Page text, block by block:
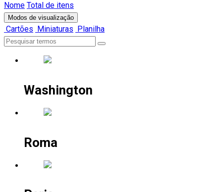
Nome Total de itens
Modos de visualização
Cartões Miniaturas Planilha
Washington
Roma